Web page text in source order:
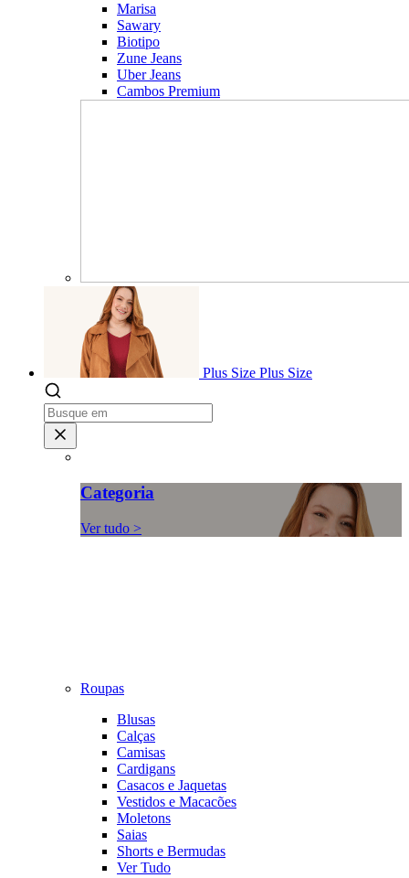
Marisa
Sawary
Biotipo
Zune Jeans
Uber Jeans
Cambos Premium
Plus Size Plus Size
Categoria
Ver tudo >
Roupas
Blusas
Calças
Camisas
Cardigans
Casacos e Jaquetas
Vestidos e Macacões
Moletons
Saias
Shorts e Bermudas
Ver Tudo